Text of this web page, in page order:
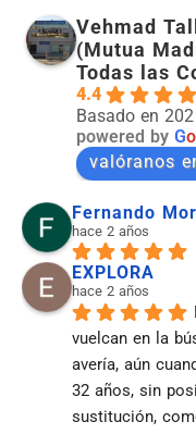
Vehmad
(Mutua
Todas las
4.4
Basado en
powered by Go
valóranos
Fernando
hace 2 años
EXPLORA
hace 2 años
vuelcan en la
avería, aún
32 años, sin
sustitución,